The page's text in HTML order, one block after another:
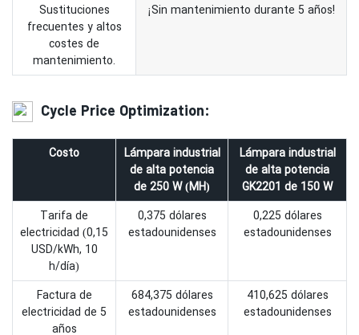
Sustituciones
frecuentes y altos
costes de
mantenimiento.
¡Sin mantenimiento durante 5 años!
Cycle Price Optimization:
Costo
Lámpara industrial
de alta potencia
de 250 W (MH)
Lámpara industrial
de alta potencia
GK2201 de 150 W
Tarifa de
electricidad (0,15
USD/kWh, 10
h/día)
0,375 dólares
estadounidenses
0,225 dólares
estadounidenses
Factura de
electricidad de 5
años
684,375 dólares
estadounidenses
410,625 dólares
estadounidenses